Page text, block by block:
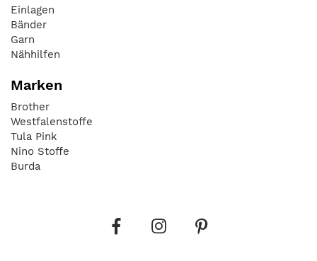
Einlagen
Bänder
Garn
Nähhilfen
Marken
Brother
Westfalenstoffe
Tula Pink
Nino Stoffe
Burda